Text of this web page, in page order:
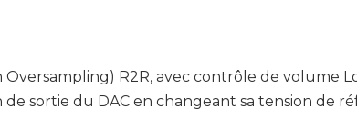
R2R, avec contrôle de volume
de sortie du DAC en changeant sa tension de